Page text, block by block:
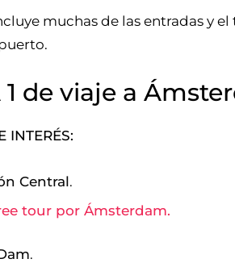
muchas de las entradas y
1 de viaje a
INTERÉS:
Central.
tour por Ámsterdam.
.